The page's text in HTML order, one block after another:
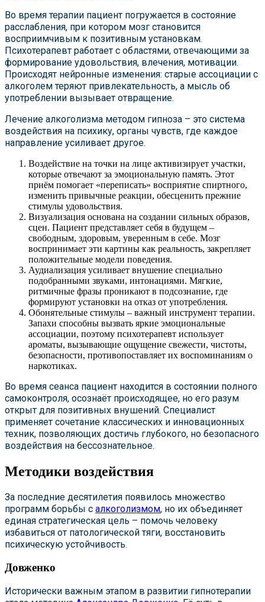
Во время терапии пациент погружается в состояние
расслабления, при котором мозг становится
восприимчивым к позитивным установкам.
Психотерапевт работает с областями, отвечающими за
формирование удовольствия, влечения, мотивации.
Происходят нейронные изменения: старые ассоциации с
алкоголем теряют привлекательность, а мысль об
употреблении вызывает отвращение.
Лечение алкоголизма методом гипноза – это система
воздействия на психику, органы чувств, где каждое
направление усиливает другое.
Воздействие на точки на лице активизирует участки,
которые отвечают за эмоциональную память. Этот
приём помогает «переписать» восприятие спиртного,
изменить привычные реакции, обесценить прежние
стимулы удовольствия.
Визуализация основана на создании сильных образов,
сцен. Пациент представляет себя в будущем –
свободным, здоровым, уверенным в себе. Мозг
воспринимает эти картины как реальность, закрепляет
положительные модели поведения.
Аудиализация усиливает внушение специально
подобранными звуками, интонациями. Мягкие,
ритмичные фразы проникают в подсознание, где
формируют установки на отказ от употребления.
Обонятельные стимулы – важный инструмент терапии.
Запахи способны вызвать яркие эмоциональные
ассоциации, поэтому психотерапевт использует
ароматы, вызывающие ощущение свежести, чистоты,
безопасности, противопоставляет их воспоминаниям о
наркотиках.
Во время сеанса пациент находится в состоянии полного
самоконтроля, осознаёт происходящее, но его разум
открыт для позитивных внушений. Специалист
применяет сочетание классических и инновационных
техник, позволяющих достичь глубокого, но безопасного
воздействия на бессознательное.
Методики воздействия
За последние десятилетия появилось множество
программ борьбы с алкоголизмом, но их объединяет
единая стратегическая цель – помочь человеку
избавиться от патологической тяги, восстановить
психическую устойчивость.
Довженко
Исторически важным этапом в развитии гипнотерапии